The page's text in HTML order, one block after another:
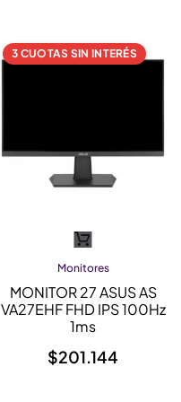
3 CUOTAS SIN INTERÉS
Monitores
MONITOR 27 ASUS AS
VA27EHF FHD IPS 100Hz
1ms
$201.144